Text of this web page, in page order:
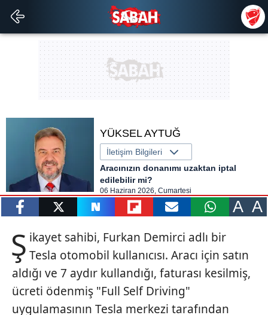
YÜKSEL AYTUĞ
İletişim Bilgileri
Aracınızın donanımı uzaktan iptal
edilebilir mi?
06 Haziran 2026, Cumartesi
A A
Ş ikayet sahibi, Furkan Demirci adlı bir
Tesla otomobil kullanıcısı. Aracı için satın
aldığı ve 7 aydır kullandığı, faturası kesilmiş,
ücreti ödenmiş "Full Self Driving"
uygulamasının Tesla merkezi tarafından